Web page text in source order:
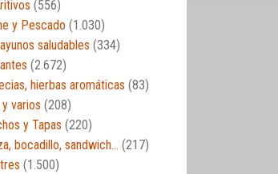
(556)
y Pescado (1.030)
saludables (334)
(2.672)
hierbas aromáticas (83)
y varios (208)
y Tapas (220)
bocadillo, sandwich… (217)
(1.500)